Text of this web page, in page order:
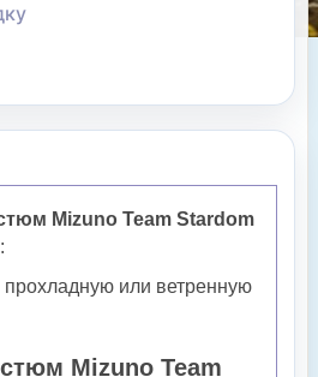
Mizuno Team Stardom
прохладную или ветренную
Mizuno Team